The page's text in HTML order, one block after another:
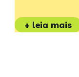
+ leia mais